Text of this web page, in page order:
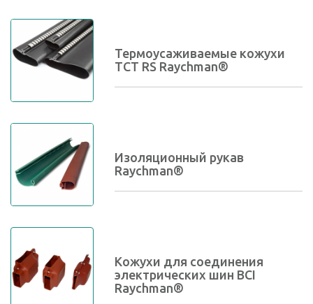
Термоусаживаемые кожухи
TCT RS Raychman®
Изоляционный рукав
Raychman®
Кожухи для соединения
электрических шин BCI
Raychman®